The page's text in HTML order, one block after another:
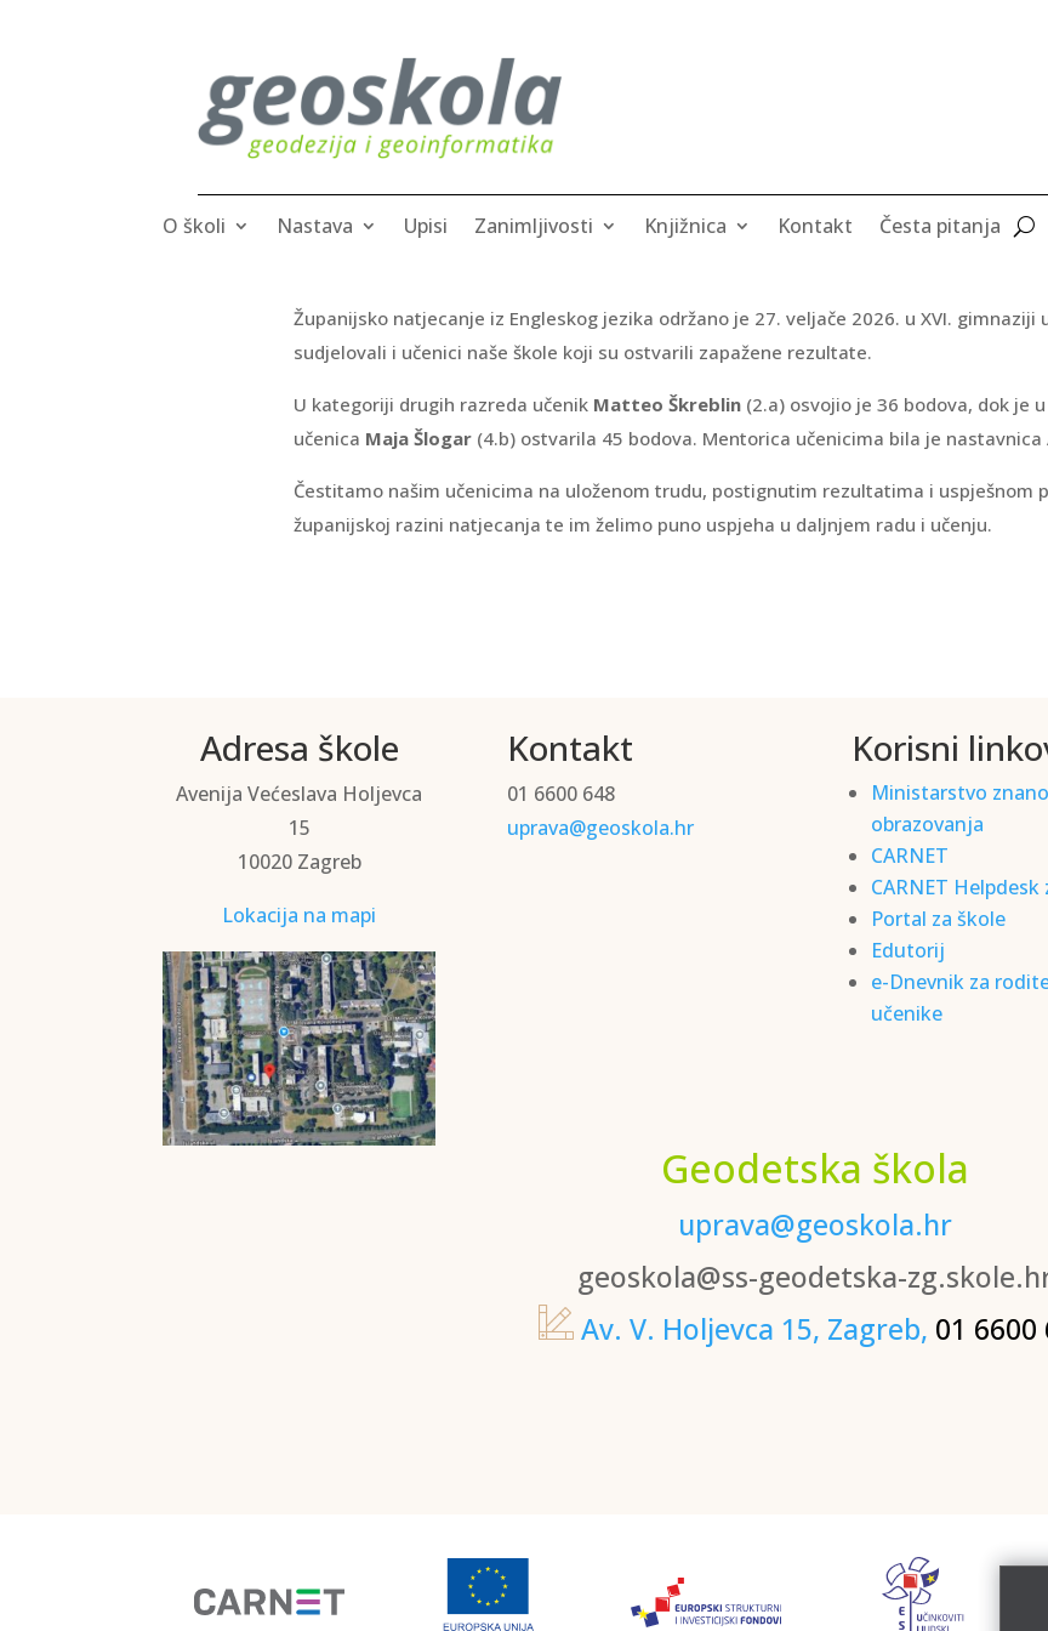
O školi Nastava Upisi Zanimljivosti Knjižnica Kontakt Česta pitanja
Županijsko natjecanje iz Engleskog jezika održano je 27. veljače 2026. u XVI. gimnaziji
sudjelovali i učenici naše škole koji su ostvarili zapažene rezultate.
U kategoriji drugih razreda učenik Matteo Škreblin(2.a) osvojio je 36 bodova, dok je
učenica Maja Šlogar(4.b) ostvarila 45 bodova. Mentorica učenicima bila je nastavnica
Čestitamo našim učenicima na uloženom trudu, postignutim rezultatima i uspješnom
županijskoj razini natjecanja te im želimo puno uspjeha u daljnjem radu i učenju.
Adresa škole
Avenija Većeslava Holjevca
15
10020 Zagreb
Lokacija na mapi
Kontakt
01 6600 648
uprava@geoskola.hr
Korisni
Ministarstvo
obrazovanja
CARNET
CARNET Helpdesk
Portal za škole
Edutorij
e-Dnevnik za
učenike
Geodetska škola
uprava@geoskola.hr
geoskola@ss-geodetska-
Av. V. Holjevca 15, Zagreb, 01 6600